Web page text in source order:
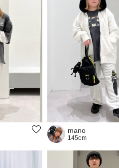
mano
145cm